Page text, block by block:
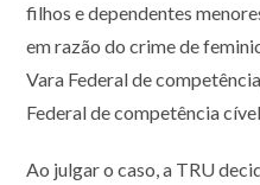
filhos e dependentes
em razão do crime de
Vara Federal de
Federal de competência
Ao julgar o caso, a TRU